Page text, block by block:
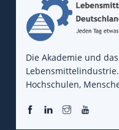
Die Akademie und
Hochschulen,